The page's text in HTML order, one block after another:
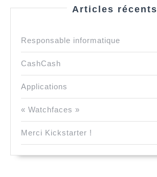
Articles récents
Responsable informatique
CashCash
Applications
« Watchfaces »
Merci Kickstarter !